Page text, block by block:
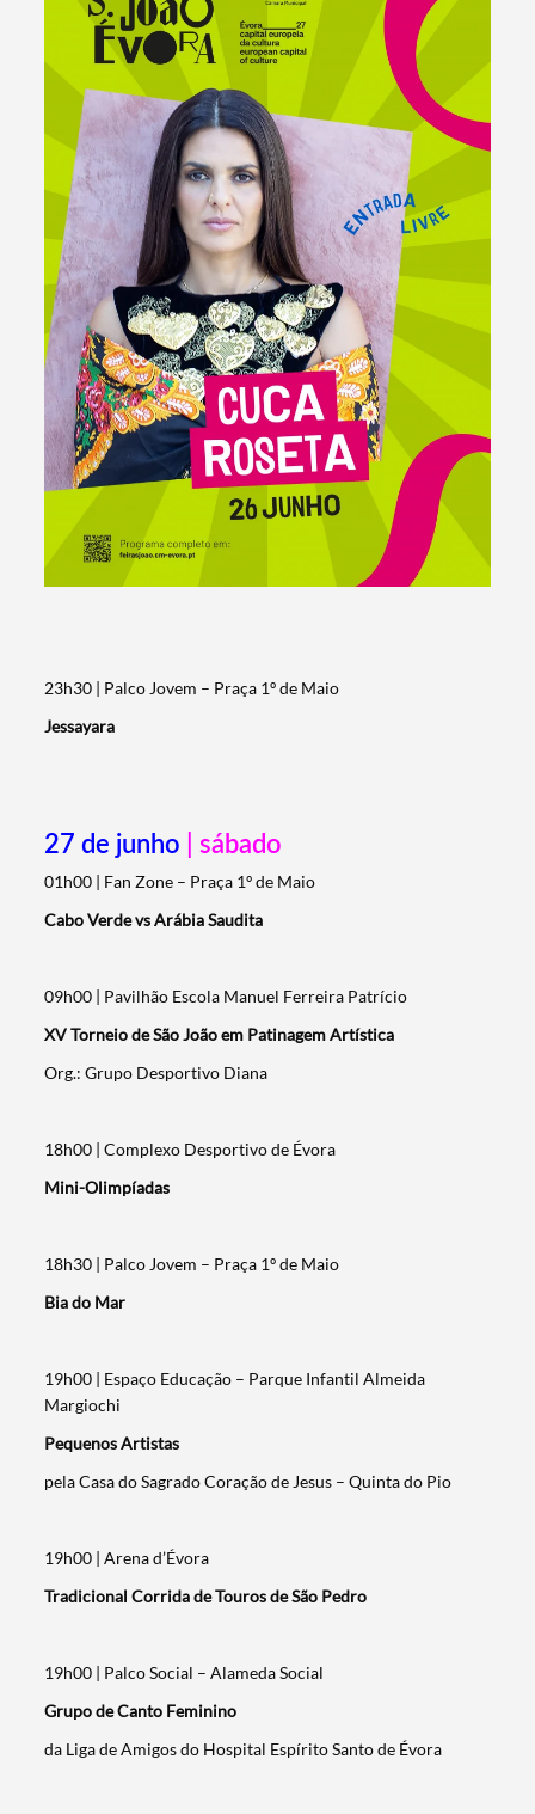
23h30 | Palco Jovem – Praça 1º de Maio
Jessayara
27 de junho | sábado
01h00 | Fan Zone – Praça 1º de Maio
Cabo Verde vs Arábia Saudita
09h00 | Pavilhão Escola Manuel Ferreira Patrício
XV Torneio de São João em Patinagem Artística
Org.: Grupo Desportivo Diana
18h00 | Complexo Desportivo de Évora
Mini-Olimpíadas
18h30 | Palco Jovem – Praça 1º de Maio
Bia do Mar
19h00 | Espaço Educação – Parque Infantil Almeida
Margiochi
Pequenos Artistas
pela Casa do Sagrado Coração de Jesus – Quinta do Pio
19h00 | Arena d’Évora
Tradicional Corrida de Touros de São Pedro
19h00 | Palco Social – Alameda Social
Grupo de Canto Feminino
da Liga de Amigos do Hospital Espírito Santo de Évora